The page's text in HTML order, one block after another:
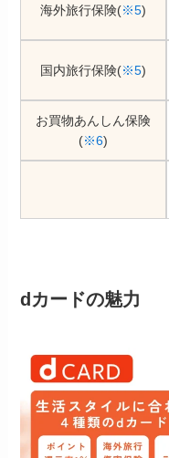
海外旅行保険(※5)
国内旅行保険(※5)
お買物あんしん保険
(※6)
dカードの魅力